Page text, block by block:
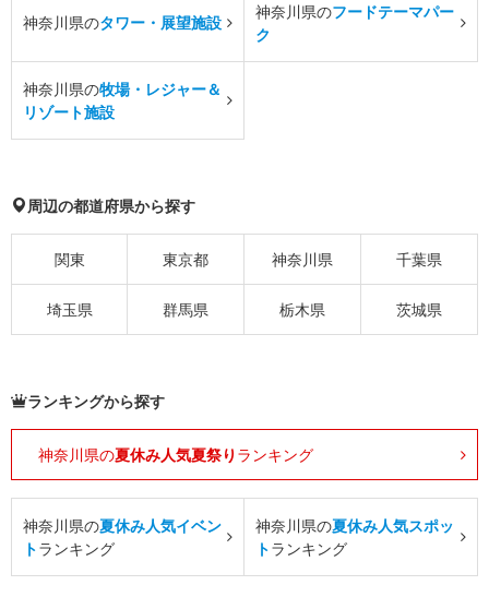
神奈川県のタワー・展望施設
神奈川県のフードテーマパー
ク
神奈川県の牧場・レジャー＆
リゾート施設
周辺の都道府県から探す
関東 東京都 神奈川県 千葉県
埼玉県 群馬県 栃木県 茨城県
ランキングから探す
神奈川県の夏休み人気夏祭り ランキング
神奈川県の夏休み人気イベン
トランキング
神奈川県の夏休み人気スポッ
トランキング